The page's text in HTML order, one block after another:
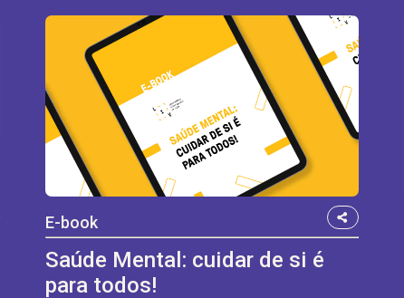
E-book
Saúde Mental: cuidar de si é
para todos!